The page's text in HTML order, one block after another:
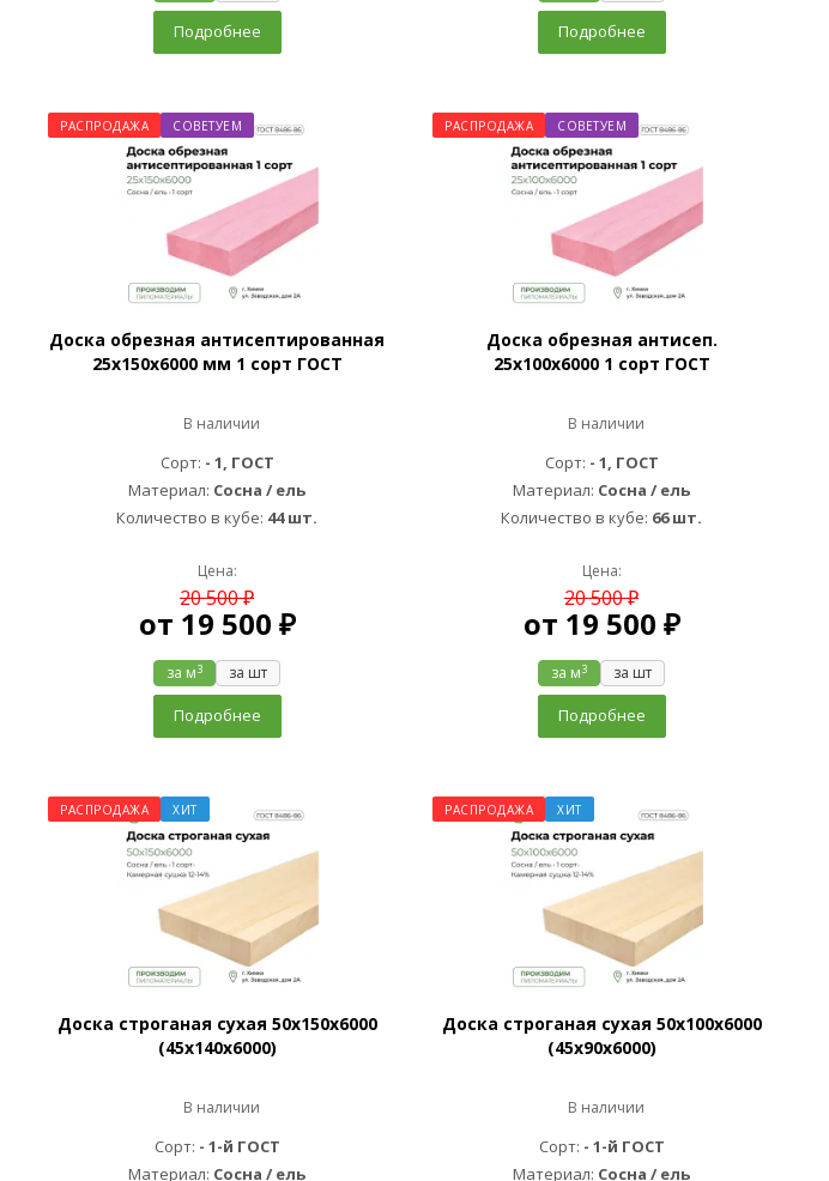
Подробнее Подробнее
РАСПРОДАЖА СОВЕТУЕМ
Доска обрезная антисептированная
25х150х6000 мм 1 сорт ГОСТ
В наличии
Сорт: - 1, ГОСТ
Материал: Сосна / ель
Количество в кубе: 44 шт.
Цена:
20 500 ₽
от 19 500 ₽
за м3 за шт
Подробнее
РАСПРОДАЖА СОВЕТУЕМ
Доска обрезная антисеп.
25х100х6000 1 сорт ГОСТ
В наличии
Сорт: - 1, ГОСТ
Материал: Сосна / ель
Количество в кубе: 66 шт.
Цена:
20 500 ₽
от 19 500 ₽
за м3 за шт
Подробнее
РАСПРОДАЖА ХИТ
Доска строганая сухая 50х150х6000
(45х140х6000)
В наличии
Сорт: - 1-й ГОСТ
Материал: Сосна / ель
РАСПРОДАЖА ХИТ
Доска строганая сухая 50х100х6000
(45х90х6000)
В наличии
Сорт: - 1-й ГОСТ
Материал: Сосна / ель